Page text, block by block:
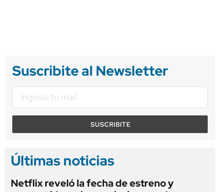
Suscribite al Newsletter
SUSCRIBITE
Últimas noticias
Netflix reveló la fecha de estreno y